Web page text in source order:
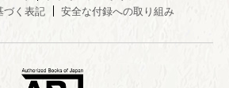
づく表記
安全な付録への取り組み